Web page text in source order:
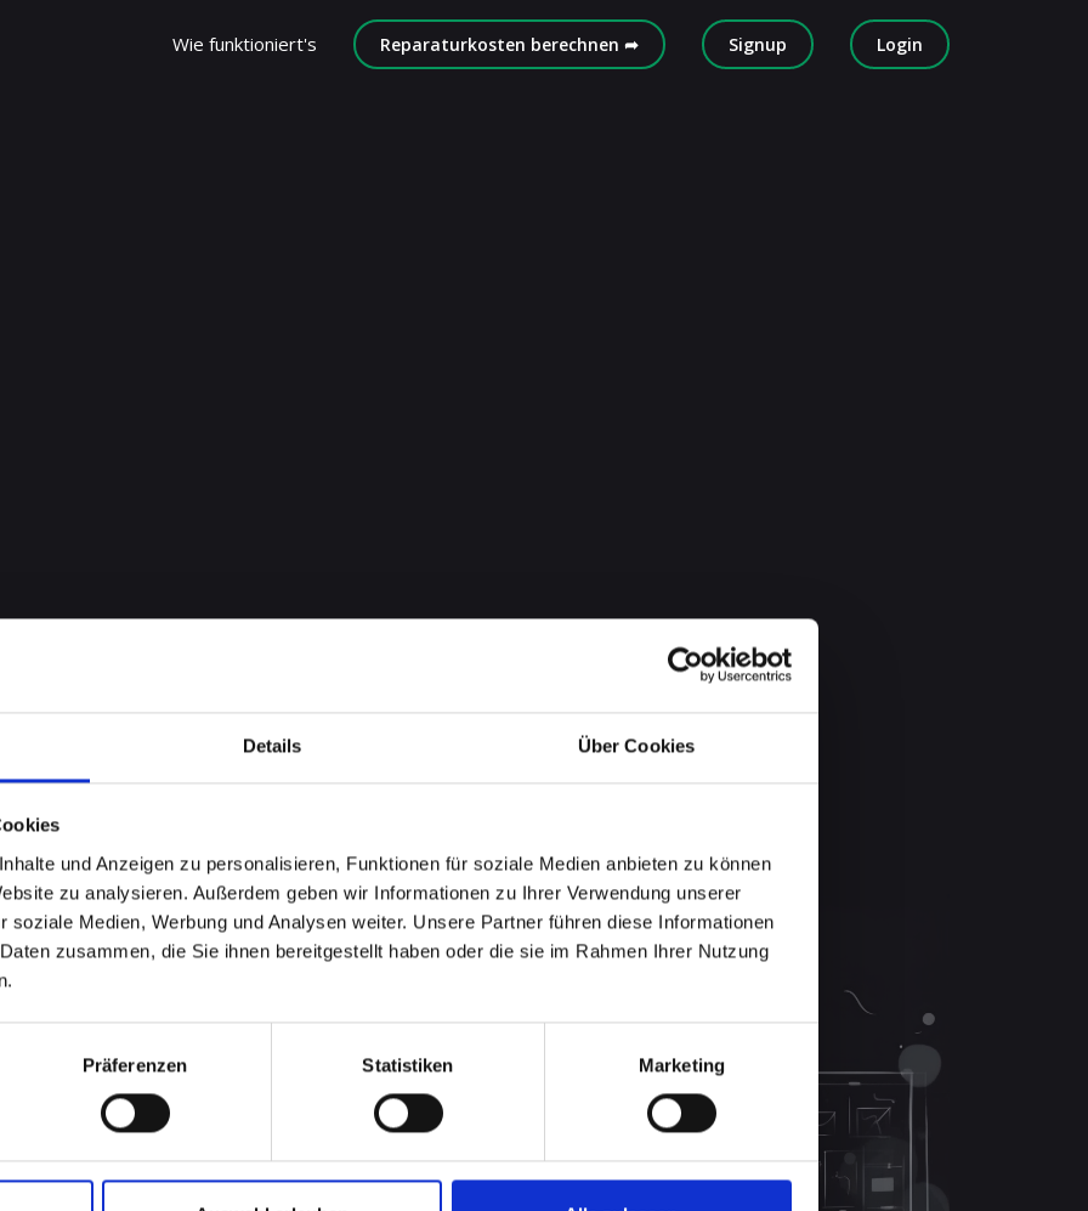
Details Über Cookies
und Anzeigen zu personalisieren, Funktionen für soziale Medien anbieten zu können
zu analysieren. Außerdem geben wir Informationen zu Ihrer Verwendung unserer
soziale Medien, Werbung und Analysen weiter. Unsere Partner führen diese Informationen
zusammen, die Sie ihnen bereitgestellt haben oder die sie im Rahmen Ihrer Nutzung
Präferenzen Statistiken Marketing
Wie funktioniert's Reparaturkosten berechnen ➦ Signup Login
14 in
ist die Beschädigung